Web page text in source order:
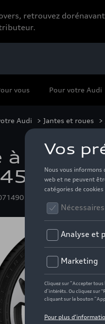
retrouvez
vous Pour votre Audi
Audi > Jantes et roues >
à 5
R20
17Q